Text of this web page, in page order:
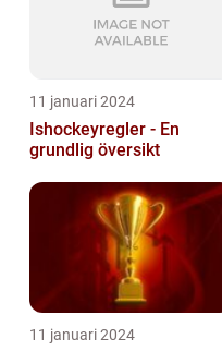
11 januari 2024
Ishockeyregler - En
grundlig översikt
11 januari 2024